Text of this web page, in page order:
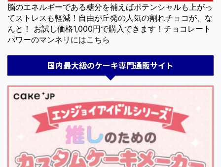
脳のエネルギーである糖分を補えばポテンシャルも上がっ
てストレスも軽減！自由が丘発の人気の割れチョコが、な
んと！ お試し価格1,000円で購入できます！チョコレート
パワーのマンネリにはこちら
国内最大級のケーキ専門通販サイト